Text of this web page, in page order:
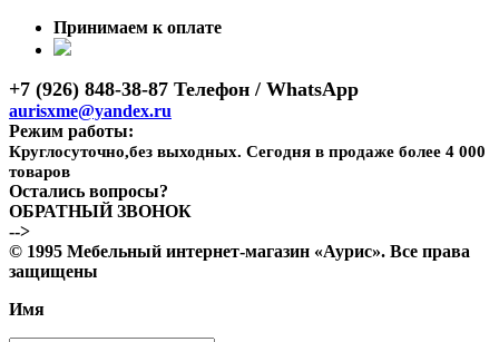
Принимаем к оплате
+7 (926) 848-38-87 Телефон / WhatsApp
aurisxme@yandex.ru
Режим работы:
Круглосуточно,без выходных. Сегодня в продаже более 4 000
товаров
Остались вопросы?
ОБРАТНЫЙ ЗВОНОК
-->
© 1995 Мебельный интернет-магазин «Аурис». Все права
защищены
Имя